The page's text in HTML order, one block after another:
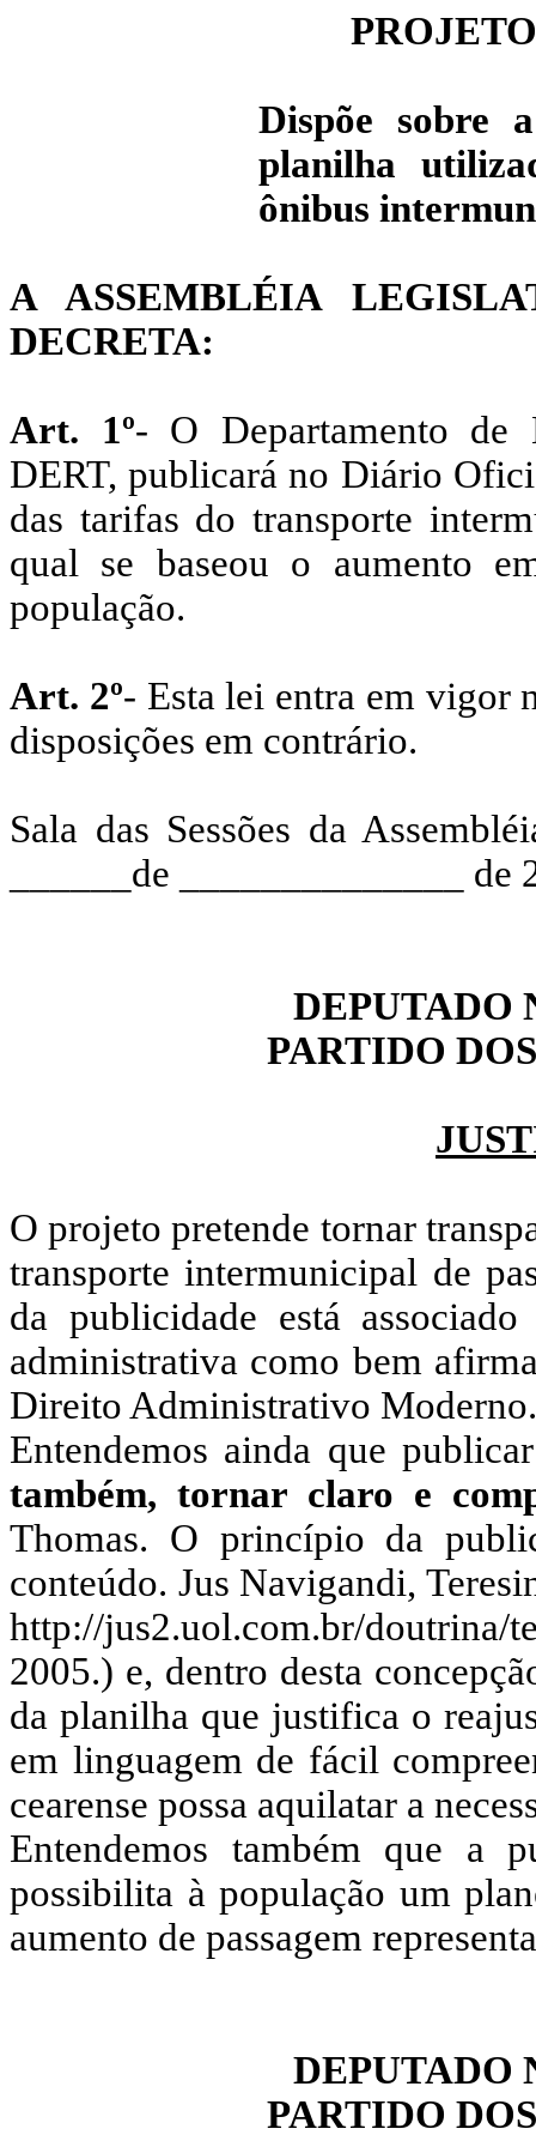
Dispõe sobre
planilha
ônibus
A ASSEMBLÉIA
DECRETA:
Art. 1º- O Departamento de
DERT, publicará no Diário
das tarifas do transporte
qual se baseou o aumento
população.
Art. 2º- Esta lei entra em vigor
disposições em contrário.
Sala das Sessões da
______de ______________ de
DEPUTADO
PARTIDO
O projeto pretende tornar
transporte intermunicipal de
da publicidade está
administrativa como bem
Direito Administrativo Moderno.
Entendemos ainda que
também, tornar claro e
Thomas. O princípio da
conteúdo. Jus Navigandi,
http://jus2.uol.com.br/doutrina/
2005.) e, dentro desta
da planilha que justifica o
em linguagem de fácil
cearense possa aquilatar a
Entendemos também que a
possibilita à população um
aumento de passagem
DEPUTADO
PARTIDO